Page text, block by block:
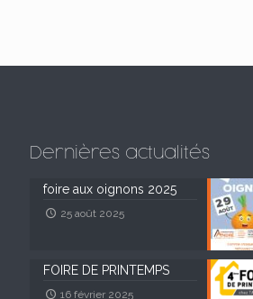
Dernières actualités
foire aux oignons 2025
25 août 2025
FOIRE DE PRINTEMPS
16 février 2025